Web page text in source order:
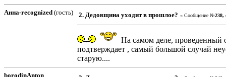
Анна-recognized (гость) 2. Дедовщина уходит в прошлое? « Сообщение №238,
На самом деле,
подтверждает , самый большой случай
старую....
borodinAnton